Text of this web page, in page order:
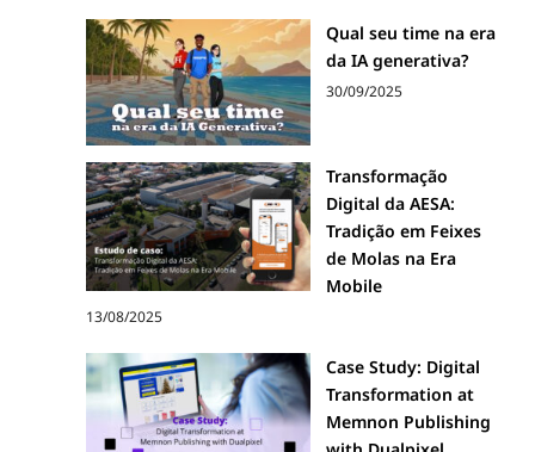
Qual seu time na era
da IA generativa?
30/09/2025
Transformação
Digital da AESA:
Tradição em Feixes
de Molas na Era
Mobile
13/08/2025
Case Study: Digital
Transformation at
Memnon Publishing